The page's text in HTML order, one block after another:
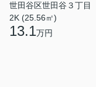
世田谷区世田谷３丁目
2K (25.56㎡)
13.1万円